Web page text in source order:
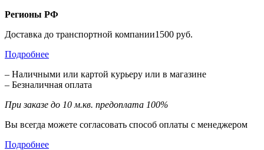
Регионы РФ
Доставка до транспортной компании1500 руб.
Подробнее
– Наличными или картой курьеру или в магазине
– Безналичная оплата
При заказе до 10 м.кв. предоплата 100%
Вы всегда можете согласовать способ оплаты с менеджером
Подробнее